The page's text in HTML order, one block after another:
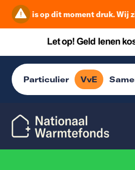
Het is op dit moment druk. Wij
Particulier VvE